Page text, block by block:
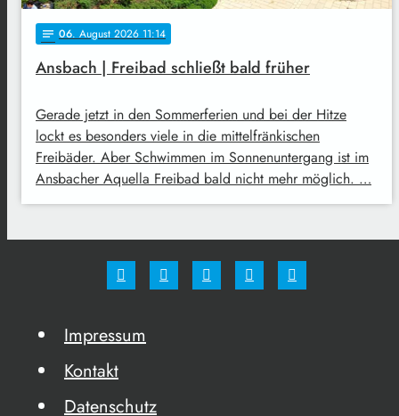
notes 06. August 2026 11:14
Ansbach | Freibad schließt bald früher
Gerade jetzt in den Sommerferien und bei der Hitze
lockt es besonders viele in die mittelfränkischen
Freibäder. Aber Schwimmen im Sonnenuntergang ist im
Ansbacher Aquella Freibad bald nicht mehr möglich. …
Impressum
Kontakt
Datenschutz